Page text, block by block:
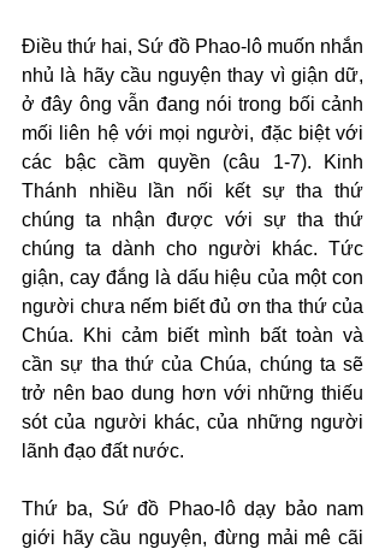
Điều thứ hai, Sứ đồ Phao-lô muốn nhắn
nhủ là hãy cầu nguyện thay vì giận dữ,
ở đây ông vẫn đang nói trong bối cảnh
mối liên hệ với mọi người, đặc biệt với
các bậc cầm quyền (câu 1-7). Kinh
Thánh nhiều lần nối kết sự tha thứ
chúng ta nhận được với sự tha thứ
chúng ta dành cho người khác. Tức
giận, cay đắng là dấu hiệu của một con
người chưa nếm biết đủ ơn tha thứ của
Chúa. Khi cảm biết mình bất toàn và
cần sự tha thứ của Chúa, chúng ta sẽ
trở nên bao dung hơn với những thiếu
sót của người khác, của những người
lãnh đạo đất nước.
Thứ ba, Sứ đồ Phao-lô dạy bảo nam
giới hãy cầu nguyện, đừng mải mê cãi